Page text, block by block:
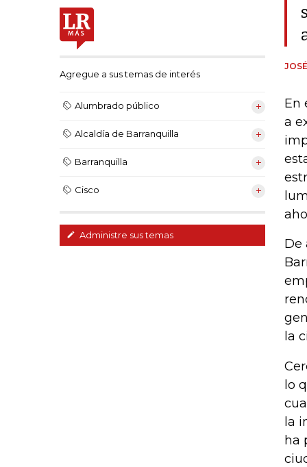
Agregue a sus temas de interés
Alumbrado público
Alcaldía de Barranquilla
Barranquilla
Cisco
Administre sus temas
En
a
De
la
lo
la
ha